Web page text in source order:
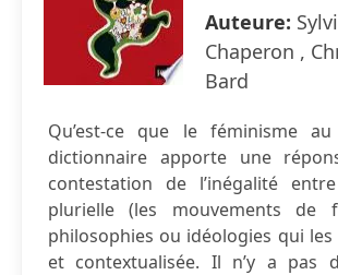
Auteure:
Chaperon ,
Bard
Qu’est-ce que le féminisme
dictionnaire apporte une
contestation de l’inégalité
plurielle (les mouvements de
philosophies ou idéologies qui
et contextualisée. Il n’y a pas